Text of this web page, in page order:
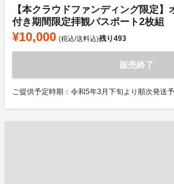
【本クラウドファンディング限定】
付き期間限定拝観パスポート2枚組
¥10,000 (税込/送料込)残り493
販売終了
ご提供予定時期：令和5年3月下旬より順次発送